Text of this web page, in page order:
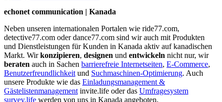
echonet communication | Kanada
Neben unseren internationalen Portalen wie ride77.com,
detective77.com oder dance77.com sind wir auch mit Produkten
und Dienstleistungen für Kunden in Kanada aktiv auf kanadischen
Markt. Wirkonzipieren, designen und entwickeln nicht nur, wir
beraten auch in Sachen barrierefreie Internetseiten, E-Commerce,
Benutzerfreundlichkeit und Suchmaschinen-Optimierung. Auch
unsere Produkte wie das Einladungsmanagement &
Gästelistenmanagement invite.life oder das Umfragesystem
survey.life werden von uns in Kanada angeboten.